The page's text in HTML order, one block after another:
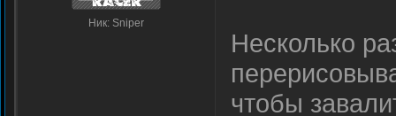
Ник: Sniper
Несколько
чтобы